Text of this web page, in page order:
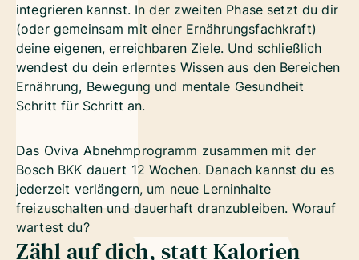
integrieren kannst. In der zweiten Phase setzt du dir
(oder gemeinsam mit einer Ernährungsfachkraft)
deine eigenen, erreichbaren Ziele. Und schließlich
wendest du dein erlerntes Wissen aus den Bereichen
Ernährung, Bewegung und mentale Gesundheit
Schritt für Schritt an.
Das Oviva Abnehmprogramm zusammen mit der
Bosch BKK dauert 12 Wochen. Danach kannst du es
jederzeit verlängern, um neue Lerninhalte
freizuschalten und dauerhaft dranzubleiben. Worauf
wartest du?
Zähl auf dich, statt Kalorien